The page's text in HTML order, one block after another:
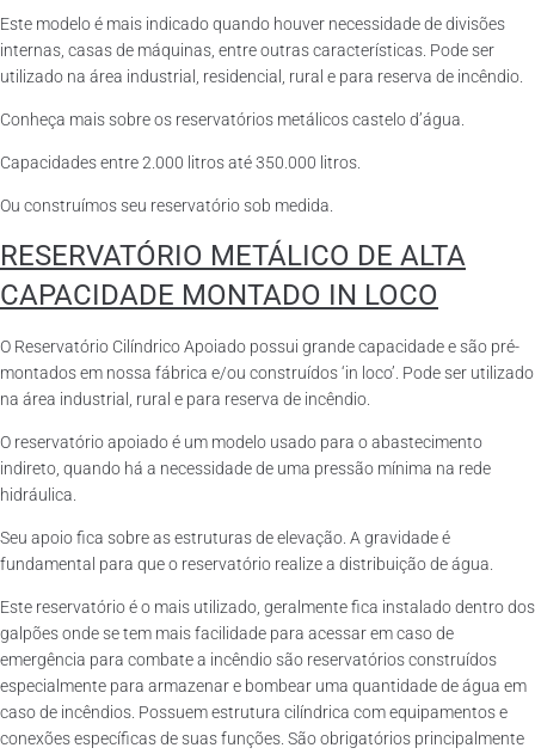
Este modelo é mais indicado quando houver necessidade de divisões
internas, casas de máquinas, entre outras características. Pode ser
utilizado na área industrial, residencial, rural e para reserva de incêndio.
Conheça mais sobre os reservatórios metálicos castelo d’água.
Capacidades entre 2.000 litros até 350.000 litros.
Ou construímos seu reservatório sob medida.
RESERVATÓRIO METÁLICO DE ALTA
CAPACIDADE MONTADO IN LOCO
O Reservatório Cilíndrico Apoiado possui grande capacidade e são pré-
montados em nossa fábrica e/ou construídos ‘in loco’. Pode ser utilizado
na área industrial, rural e para reserva de incêndio.
O reservatório apoiado é um modelo usado para o abastecimento
indireto, quando há a necessidade de uma pressão mínima na rede
hidráulica.
Seu apoio fica sobre as estruturas de elevação. A gravidade é
fundamental para que o reservatório realize a distribuição de água.
Este reservatório é o mais utilizado, geralmente fica instalado dentro dos
galpões onde se tem mais facilidade para acessar em caso de
emergência para combate a incêndio são reservatórios construídos
especialmente para armazenar e bombear uma quantidade de água em
caso de incêndios. Possuem estrutura cilíndrica com equipamentos e
conexões específicas de suas funções. São obrigatórios principalmente